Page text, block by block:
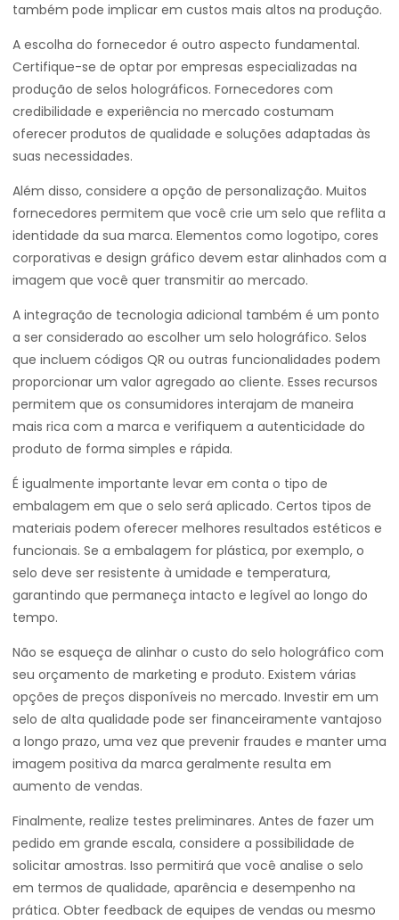
também pode implicar em custos mais altos na produção.
A escolha do fornecedor é outro aspecto fundamental.
Certifique-se de optar por empresas especializadas na
produção de selos holográficos. Fornecedores com
credibilidade e experiência no mercado costumam
oferecer produtos de qualidade e soluções adaptadas às
suas necessidades.
Além disso, considere a opção de personalização. Muitos
fornecedores permitem que você crie um selo que reflita a
identidade da sua marca. Elementos como logotipo, cores
corporativas e design gráfico devem estar alinhados com a
imagem que você quer transmitir ao mercado.
A integração de tecnologia adicional também é um ponto
a ser considerado ao escolher um selo holográfico. Selos
que incluem códigos QR ou outras funcionalidades podem
proporcionar um valor agregado ao cliente. Esses recursos
permitem que os consumidores interajam de maneira
mais rica com a marca e verifiquem a autenticidade do
produto de forma simples e rápida.
É igualmente importante levar em conta o tipo de
embalagem em que o selo será aplicado. Certos tipos de
materiais podem oferecer melhores resultados estéticos e
funcionais. Se a embalagem for plástica, por exemplo, o
selo deve ser resistente à umidade e temperatura,
garantindo que permaneça intacto e legível ao longo do
tempo.
Não se esqueça de alinhar o custo do selo holográfico com
seu orçamento de marketing e produto. Existem várias
opções de preços disponíveis no mercado. Investir em um
selo de alta qualidade pode ser financeiramente vantajoso
a longo prazo, uma vez que prevenir fraudes e manter uma
imagem positiva da marca geralmente resulta em
aumento de vendas.
Finalmente, realize testes preliminares. Antes de fazer um
pedido em grande escala, considere a possibilidade de
solicitar amostras. Isso permitirá que você analise o selo
em termos de qualidade, aparência e desempenho na
prática. Obter feedback de equipes de vendas ou mesmo